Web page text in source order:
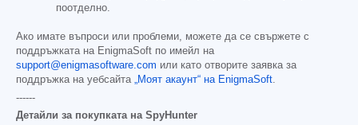
поотделно.
Ако имате въпроси или проблеми, можете да се свържете с
поддръжката на EnigmaSoft по имейл на
support@enigmasoftware.com или като отворите заявка за
поддръжка на уебсайта
„Моят акаунт“ на EnigmaSoft
------
Детайли за покупката на SpyHunter